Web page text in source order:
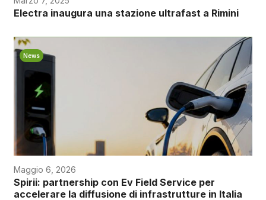
Electra inaugura una stazione ultrafast a Rimini
News
Maggio 6, 2026
Spirii: partnership con Ev Field Service per
accelerare la diffusione di infrastrutture in Italia